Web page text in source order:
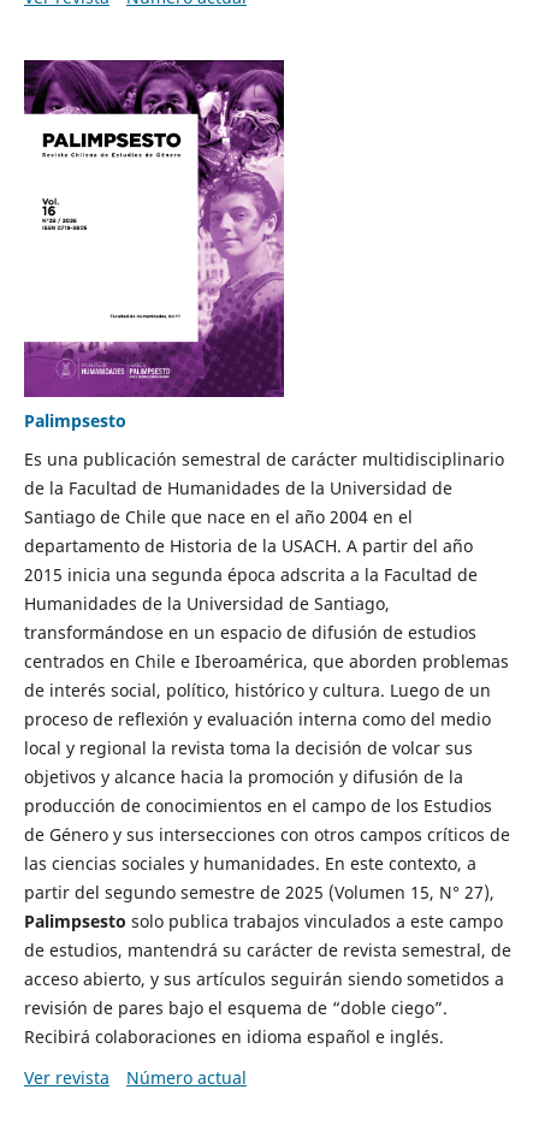
Palimpsesto
Es una publicación semestral de carácter multidisciplinario
de la Facultad de Humanidades de la Universidad de
Santiago de Chile que nace en el año 2004 en el
departamento de Historia de la USACH. A partir del año
2015 inicia una segunda época adscrita a la Facultad de
Humanidades de la Universidad de Santiago,
transformándose en un espacio de difusión de estudios
centrados en Chile e Iberoamérica, que aborden problemas
de interés social, político, histórico y cultura. Luego de un
proceso de reflexión y evaluación interna como del medio
local y regional la revista toma la decisión de volcar sus
objetivos y alcance hacia la promoción y difusión de la
producción de conocimientos en el campo de los Estudios
de Género y sus intersecciones con otros campos críticos de
las ciencias sociales y humanidades. En este contexto, a
partir del segundo semestre de 2025 (Volumen 15, N° 27),
Palimpsesto solo publica trabajos vinculados a este campo
de estudios, mantendrá su carácter de revista semestral, de
acceso abierto, y sus artículos seguirán siendo sometidos a
revisión de pares bajo el esquema de “doble ciego”.
Recibirá colaboraciones en idioma español e inglés.
Ver revista
Número actual